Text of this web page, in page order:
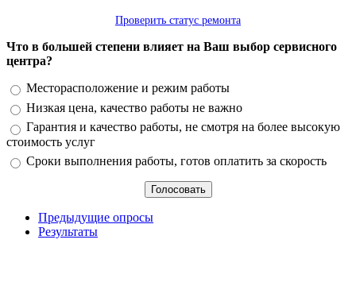
Проверить статус ремонта
Что в большей степени влияет на Ваш выбор сервисного
центра?
Варианты
Месторасположение и режим работы
Низкая цена, качество работы не важно
Гарантия и качество работы, не смотря на более высокую
стоимость услуг
Сроки выполнения работы, готов оплатить за скорость
Предыдущие опросы
Результаты